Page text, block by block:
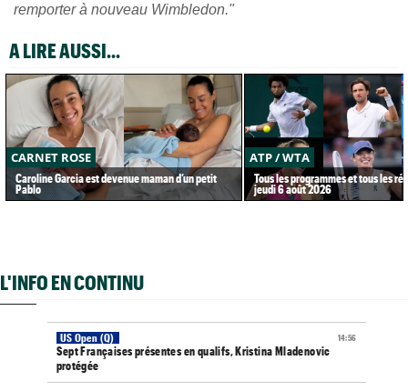
remporter à nouveau Wimbledon."
A LIRE AUSSI...
CARNET ROSE
Caroline Garcia est devenue maman d’un petit
Pablo
ATP / WTA
Tous les programmes et tous les
jeudi 6 août 2026
L'INFO EN CONTINU
14:56
US Open (Q)
Sept Françaises présentes en qualifs, Kristina Mladenovic
protégée